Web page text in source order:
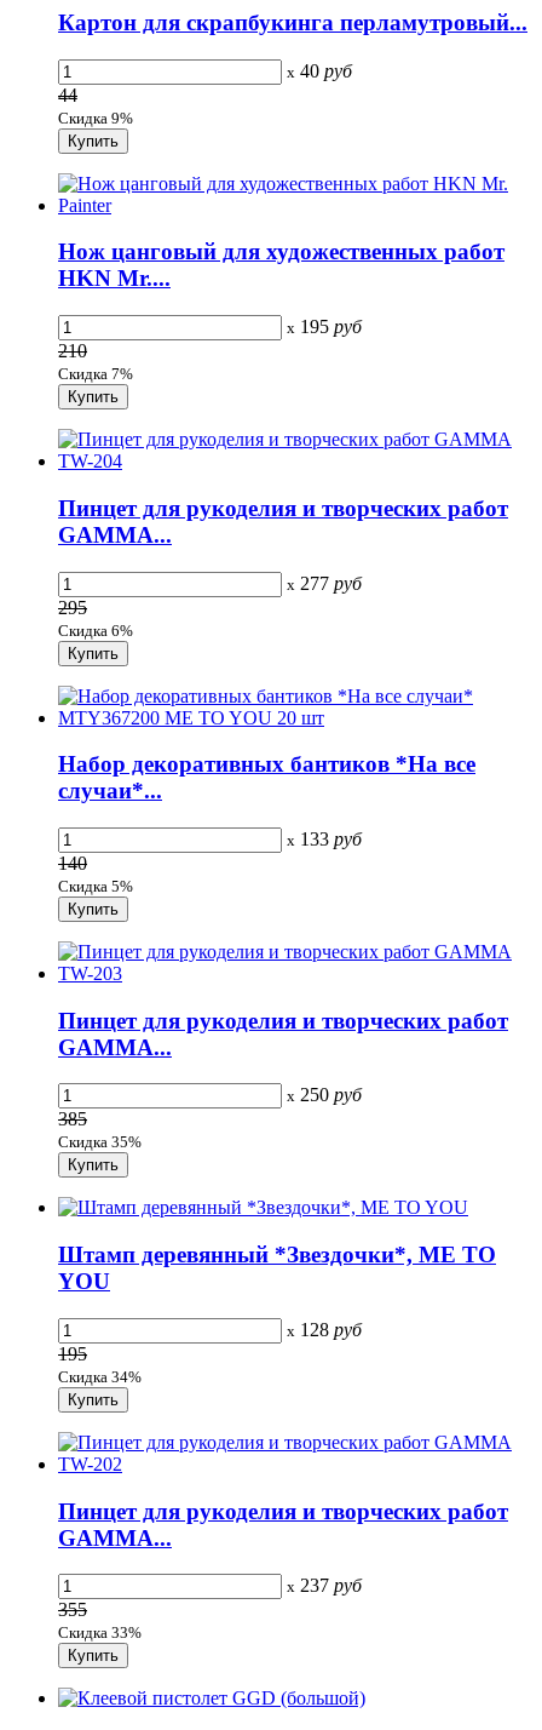
Картон для скрапбукинга перламутровый...
x 40 руб
44
Скидка 9%
Нож цанговый для художественных работ
HKN Mr....
x 195 руб
210
Скидка 7%
Пинцет для рукоделия и творческих работ
GAMMA...
x 277 руб
295
Скидка 6%
Набор декоративных бантиков *На все
случаи*...
x 133 руб
140
Скидка 5%
Пинцет для рукоделия и творческих работ
GAMMA...
x 250 руб
385
Скидка 35%
Штамп деревянный *Звездочки*, ME TO
YOU
x 128 руб
195
Скидка 34%
Пинцет для рукоделия и творческих работ
GAMMA...
x 237 руб
355
Скидка 33%